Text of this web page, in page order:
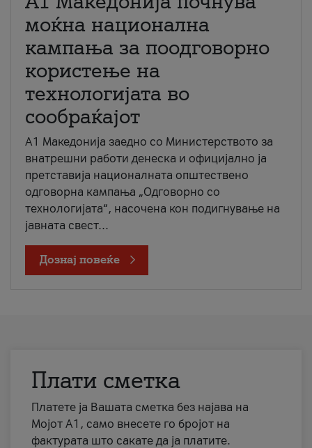
моќна национална
кампања за поодговорно
користење на
технологијата во
сообраќајот
A1 Македонија заедно со Министерството за
внатрешни работи денеска и официјално ја
претставија националната општествено
одговорна кампања „Одговорно со
технологијата“, насочена кон подигнување на
јавната свест...
Дознај повеќе
Плати сметка
Платете ја Вашата сметка без најава на
Мојот А1, само внесете го бројот на
фактурата што сакате да ја платите.